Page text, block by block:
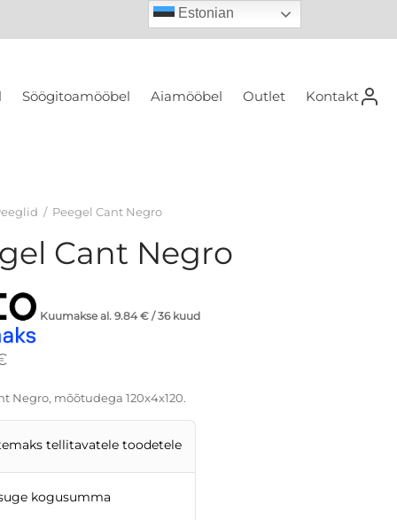
Söögitoamööbel Aiamööbel Outlet Kontakt
/ Peegel Cant Negro
Cant Negro
Kuumakse al. 9.84€ / 36 kuud
Negro, mõõtudega 120x4x120.
tellitavatele toodetele
kogusumma
Estonian